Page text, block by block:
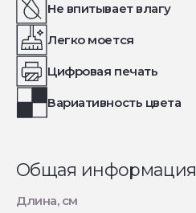
Не впитывает влагу
Легко моется
Цифровая печать
Вариативность цвета
Общая информация
Длина, см